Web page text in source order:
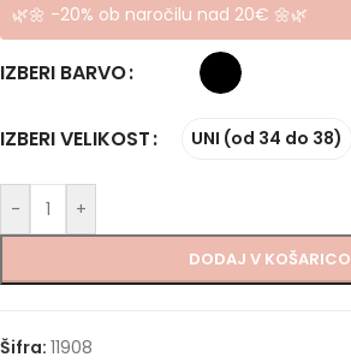
🌿🌼 -20% ob naročilu nad 20€ 🌼🌿
IZBERI BARVO
IZBERI VELIKOST UNI (od 34 do 38)
- +
DODAJ V KOŠARICO
Šifra: 11908